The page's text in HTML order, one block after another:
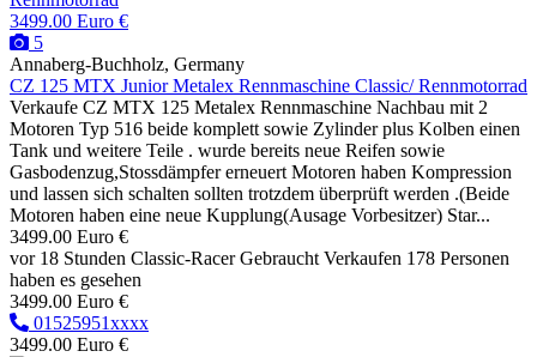
3499.00 Euro €
5
Annaberg-Buchholz, Germany
CZ 125 MTX Junior Metalex Rennmaschine Classic/ Rennmotorrad
Verkaufe CZ MTX 125 Metalex Rennmaschine Nachbau mit 2
Motoren Typ 516 beide komplett sowie Zylinder plus Kolben einen
Tank und weitere Teile . wurde bereits neue Reifen sowie
Gasbodenzug,Stossdämpfer erneuert Motoren haben Kompression
und lassen sich schalten sollten trotzdem überprüft werden .(Beide
Motoren haben eine neue Kupplung(Ausage Vorbesitzer) Star...
3499.00 Euro €
vor 18 Stunden Classic-Racer Gebraucht Verkaufen 178 Personen
haben es gesehen
3499.00 Euro €
01525951xxxx
3499.00 Euro €